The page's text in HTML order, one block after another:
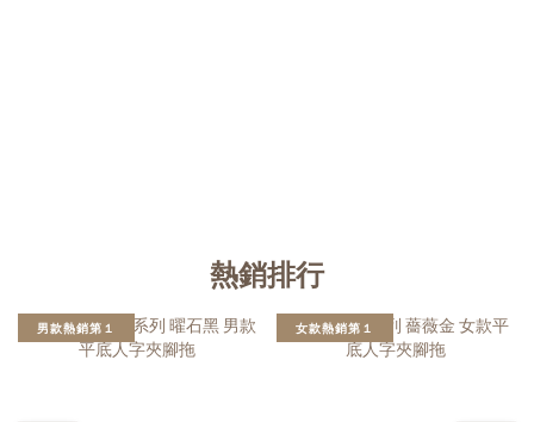
熱銷排行
男款熱銷第１ 女款熱銷第１